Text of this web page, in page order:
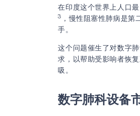
在印度这个世界上人口
3 ，慢性阻塞性肺病是第
手。
这个问题催生了对数字
求，以帮助受影响者恢
吸。
数字肺科设备